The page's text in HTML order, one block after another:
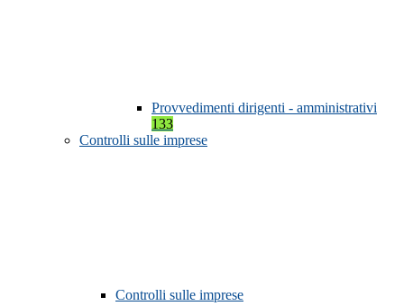
Provvedimenti dirigenti - amministrativi
133
Controlli sulle imprese
Controlli sulle imprese